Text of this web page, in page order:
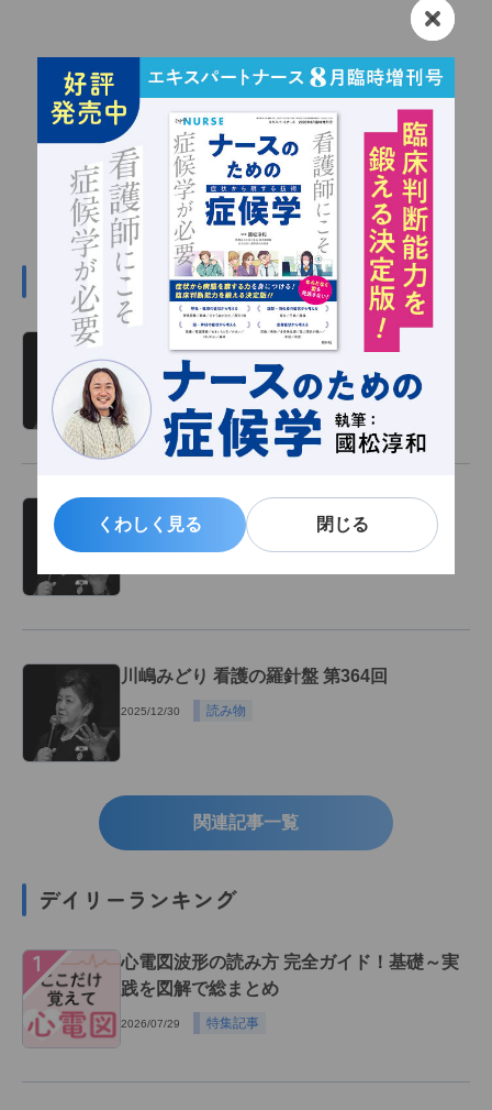
くわしく見る 閉じる
くわしく見る 閉じる
#川嶋みどりの関連記事
川嶋みどり 看護の羅針盤 第366回
2026/01/01 読み物
川嶋みどり 看護の羅針盤 第365回
読み物
川嶋みどり 看護の羅針盤 第364回
2025/12/30 読み物
関連記事一覧
デイリーランキング
１
心電図波形の読み方 完全ガイド！基礎～実
践を図解で総まとめ
2026/07/29 特集記事